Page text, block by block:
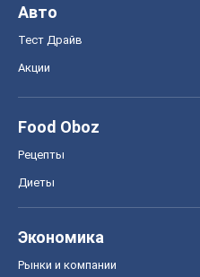
Авто
Тест Драйв
Акции
Food Oboz
Рецепты
Диеты
Экономика
Рынки и компании